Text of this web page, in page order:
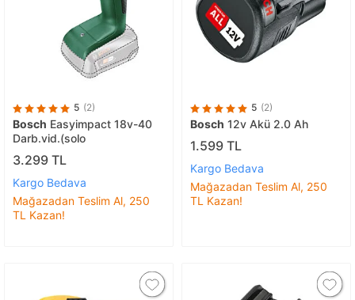
5 (2)
Bosch Easyimpact 18v-40
Darb.vid.(solo
3.299 TL
Kargo Bedava
Mağazadan Teslim Al, 250
TL Kazan!
5 (2)
Bosch 12v Akü 2.0 Ah
1.599 TL
Kargo Bedava
Mağazadan Teslim Al, 250
TL Kazan!